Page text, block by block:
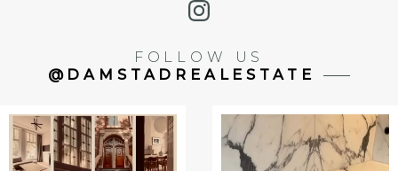
FOLLOW US
@DAMSTADREALESTATE